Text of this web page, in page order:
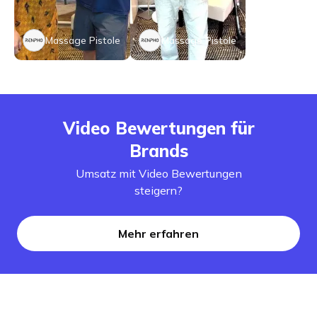
Massage Pistole Massage Pistole
Video Bewertungen für
Brands
Umsatz mit Video Bewertungen
steigern?
Mehr erfahren